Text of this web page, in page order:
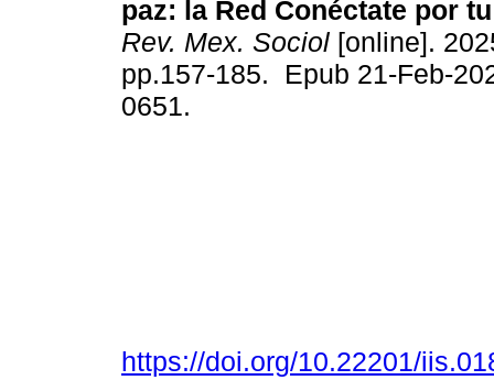
paz: la Red Conéctate por
Rev. Mex. Sociol [online].
pp.157-185. Epub 21-Feb-
0651.
https://doi.org/10.22201/